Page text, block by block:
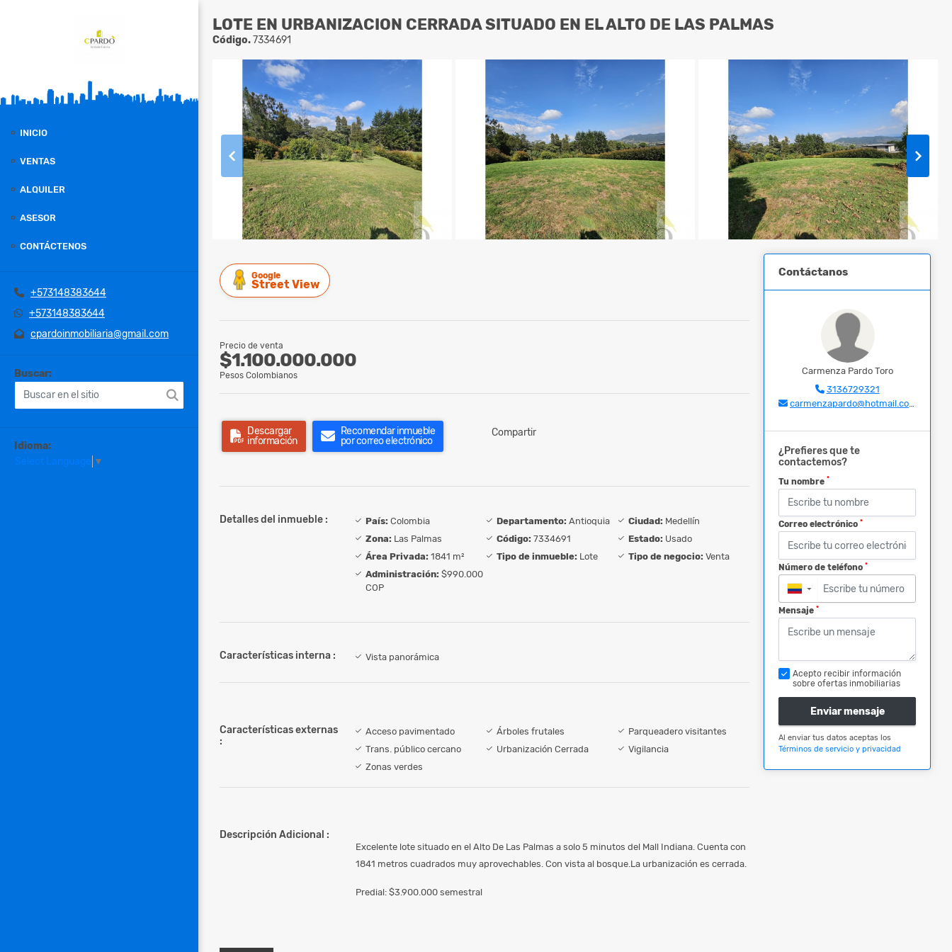
INICIO
VENTAS
ALQUILER
ASESOR
CONTÁCTENOS
+573148383644
+573148383644
cpardoinmobiliaria@gmail.com
Buscar:
Idioma:
Select Language ▼
LOTE EN URBANIZACION CERRADA SITUADO EN EL ALTO DE LAS PALMAS
Código.7334691
Google
Street View
Precio de venta
$1.100.000.000
Pesos Colombianos
Descargar
información
Recomendar inmueble
por correo electrónico
Compartir
Detalles del inmueble : País: Colombia Departamento: Antioquia Ciudad: Medellín
Zona: Las Palmas Código: 7334691 Estado: Usado
Área Privada: 1841 m² Tipo de inmueble: Lote Tipo de negocio: Venta
Administración: $990.000
COP
Características interna : Vista panorámica
Características externas
:
Acceso pavimentado Árboles frutales
Parqueadero visitantes
Trans. público cercano
Urbanización Cerrada
Vigilancia
Zonas verdes
Descripción Adicional :
Excelente lote situado en el Alto De Las Palmas a solo 5 minutos del Mall Indiana. Cuenta con
1841 metros cuadrados muy aprovechables. Con vista al bosque.La urbanización es cerrada.
Predial: $3.900.000 semestral
Contáctanos
Carmenza Pardo Toro
3136729321
carmenzapardo@hotmail.com
¿Prefieres que te
contactemos?
Tu nombre *
Correo electrónico *
Número de teléfono *
▼
Mensaje *
Acepto recibir información
sobre ofertas inmobiliarias
Enviar mensaje
Al enviar tus datos aceptas los
Términos de servicio y privacidad